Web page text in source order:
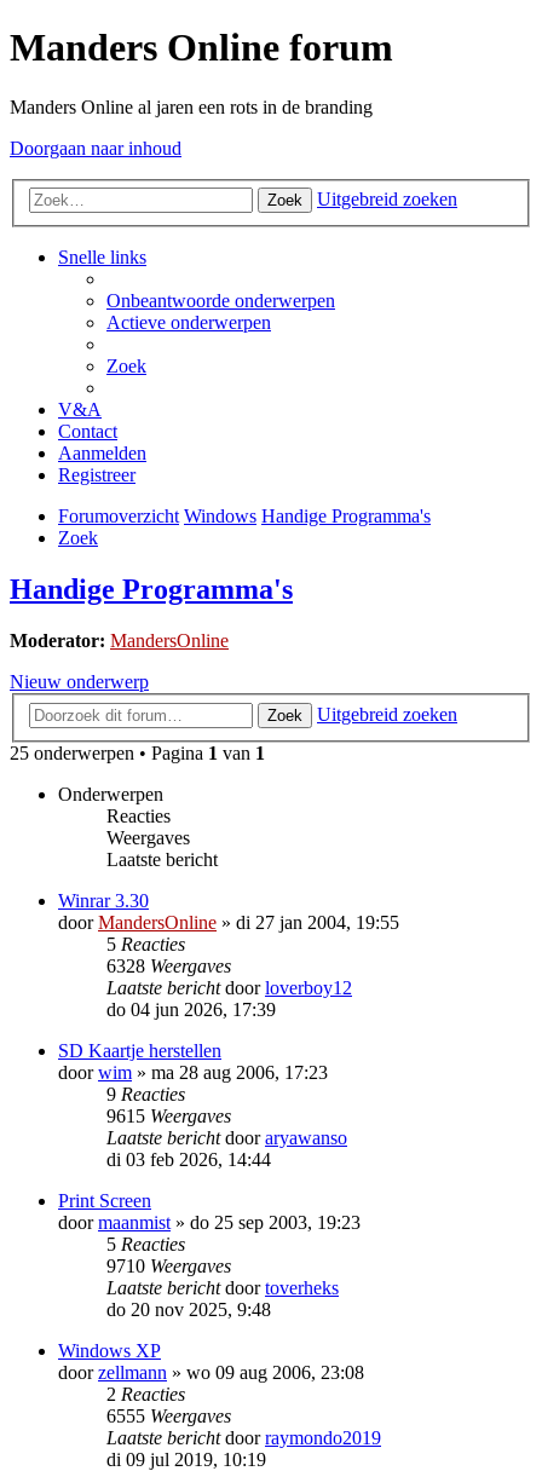
Manders Online forum
Manders Online al jaren een rots in de branding
Doorgaan naar inhoud
Zoek Uitgebreid zoeken
Snelle links
Onbeantwoorde onderwerpen
Actieve onderwerpen
Zoek
V&A
Contact
Aanmelden
Registreer
Forumoverzicht Windows Handige Programma's
Zoek
Handige Programma's
Moderator: MandersOnline
Nieuw onderwerp
Zoek
Uitgebreid zoeken
25 onderwerpen • Pagina 1 van 1
Onderwerpen
Reacties
Weergaves
Laatste bericht
Winrar 3.30
doorMandersOnline » di 27 jan 2004, 19:55
5 Reacties
6328 Weergaves
Laatste berichtdoorloverboy12
do 04 jun 2026, 17:39
SD Kaartje herstellen
doorwim » ma 28 aug 2006, 17:23
9 Reacties
9615 Weergaves
Laatste berichtdooraryawanso
di 03 feb 2026, 14:44
Print Screen
doormaanmist » do 25 sep 2003, 19:23
5 Reacties
9710 Weergaves
Laatste berichtdoortoverheks
do 20 nov 2025, 9:48
Windows XP
doorzellmann » wo 09 aug 2006, 23:08
2 Reacties
6555 Weergaves
Laatste berichtdoorraymondo2019
di 09 jul 2019, 10:19